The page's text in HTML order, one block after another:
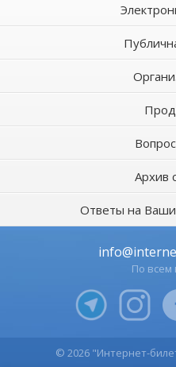
Архив
Ответы на
По всем
© 2026 "Интернет-